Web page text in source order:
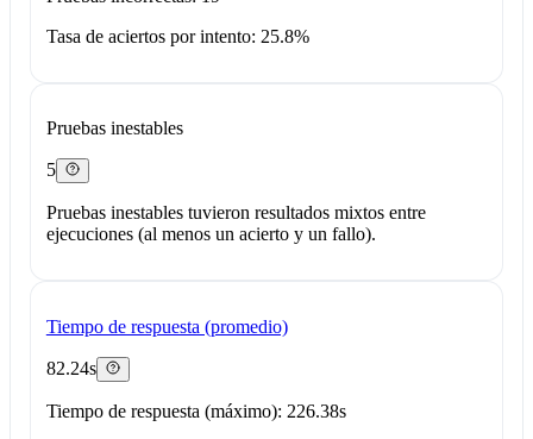
Tasa de aciertos por intento: 25.8%
Pruebas inestables
5
Pruebas inestables tuvieron resultados mixtos entre
ejecuciones (al menos un acierto y un fallo).
Tiempo de respuesta (promedio)
82.24s
Tiempo de respuesta (máximo): 226.38s